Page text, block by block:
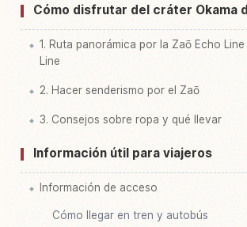
Cómo disfrutar del cráter Okama
1. Ruta panorámica por la Zaō Echo
Line
2. Hacer senderismo por el Zaō
3. Consejos sobre ropa y qué llevar
Información útil para viajeros
Información de acceso
Cómo llegar en tren y autobús